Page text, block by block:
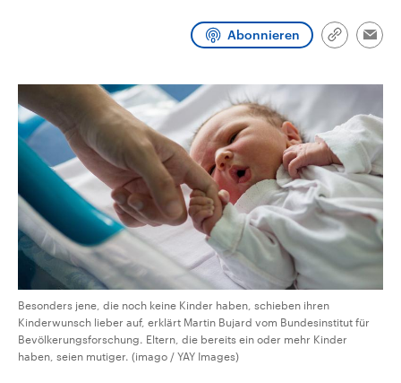
Abonnieren
Link
Besonders jene, die noch keine Kinder haben, schieben ihren
Kinderwunsch lieber auf, erklärt Martin Bujard vom Bundesinstitut für
Bevölkerungsforschung. Eltern, die bereits ein oder mehr Kinder
haben, seien mutiger. (imago / YAY Images)